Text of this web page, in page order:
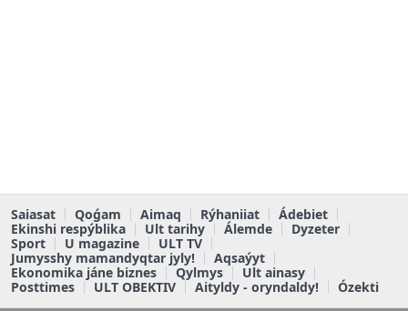
Saiasat Qoǵam Aimaq Rýhaniiat
Ádebiet
Ekinshi respýblika
Ult tarihy Álemde
Dyzeter
Sport
U magazine
ULT TV
Jumysshy mamandyqtar jyly!
Aqsaýyt
Ekonomika jáne biznes
Qylmys
Ult ainasy
Posttimes
ULT OBEKTIV Aityldy - oryndaldy! Ózekti